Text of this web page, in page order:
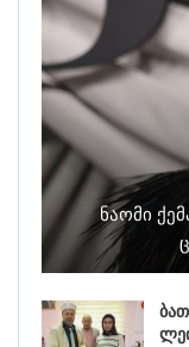
Ნაომი